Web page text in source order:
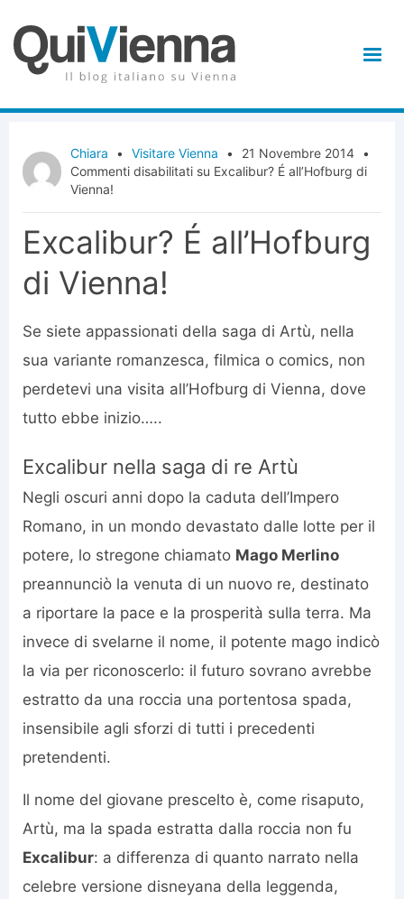
Chiara • Visitare Vienna • 21 Novembre 2014 •
Commenti disabilitati su Excalibur? É all’Hofburg di
Vienna!
Excalibur? É all’Hofburg
di Vienna!
Se siete appassionati della saga di Artù, nella
sua variante romanzesca, filmica o comics, non
perdetevi una visita all’Hofburg di Vienna, dove
tutto ebbe inizio…..
Excalibur nella saga di re Artù
Negli oscuri anni dopo la caduta dell’Impero
Romano, in un mondo devastato dalle lotte per il
potere, lo stregone chiamato Mago Merlino
preannunciò la venuta di un nuovo re, destinato
a riportare la pace e la prosperità sulla terra. Ma
invece di svelarne il nome, il potente mago indicò
la via per riconoscerlo: il futuro sovrano avrebbe
estratto da una roccia una portentosa spada,
insensibile agli sforzi di tutti i precedenti
pretendenti.
Il nome del giovane prescelto è, come risaputo,
Artù, ma la spada estratta dalla roccia non fu
Excalibur: a differenza di quanto narrato nella
celebre versione disneyana della leggenda,